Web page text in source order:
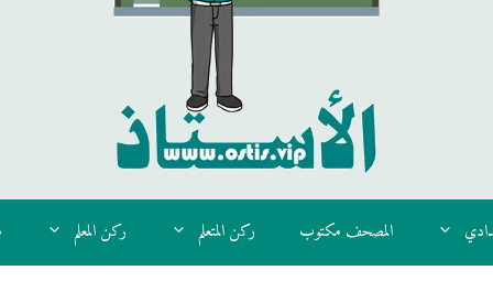
المصحف مكتوب ركن المتعلم ركن المعلم